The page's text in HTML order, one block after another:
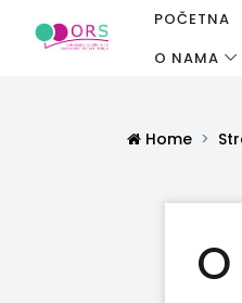
POČETNA
O NAMA
Home